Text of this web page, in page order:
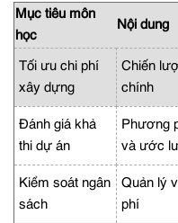
Mục tiêu môn
học
Nội dung
Tối ưu chi phí
xây dựng
Chiến
chính
Đánh giá khả
thi dự án
Phương
và ước
Kiểm soát ngân
sách
Quản lý
phí